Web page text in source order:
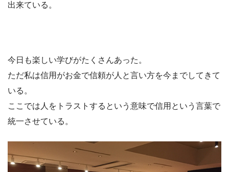
出来ている。
今日も楽しい学びがたくさんあった。
ただ私は信用がお金で信頼が人と言い方を今までしてきて
いる。
ここでは人をトラストするという意味で信用という言葉で
統一させている。